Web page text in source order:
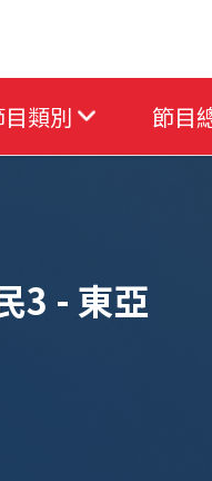
目類別 節目
3 - 東亞